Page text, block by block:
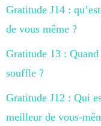
Gratitude J14 :
de vous même ?
Gratitude 13 :
souffle ?
Gratitude J12 : Qui
meilleur de vous-